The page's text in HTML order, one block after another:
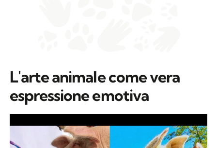
L'arte animale come vera
espressione emotiva